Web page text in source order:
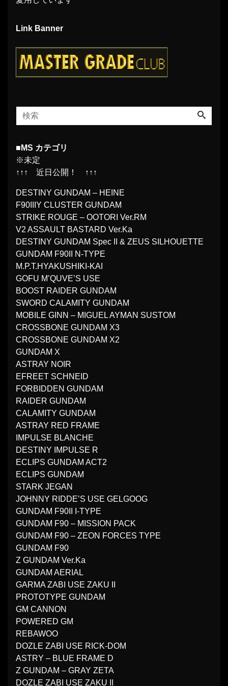
Link Banner
■MS カテゴリ
※未定
↑↑↑ 近日公開！ ↑↑↑
DESTINY GUNDAM – HEINE
F90IIIY CLUSTER GUNDAM
STRIKE ROUGE – OOTORI Ver.RM
V2 ASSAULT BASTARD Ver.Ka
DESTINY GUNDAM Spec II & ZEUS SILHOUETTE
GUNDAM F90II N-TYPE
M.P.T.HYAKUSHIKI-KAI
GOFU M’QUVE’S USE
BOOST RAIDER GUNDAM
SWORD CALAMITY GUNDAM
MOBILE GINN – MIGUEL AYMAN SUSTOM
CROSSBONE GUNDAM X3
CROSSBONE GUNDAM X2
GUNDAM X
ASTRAY NOIR
EFREET SCHNEID
FORBIDDEN GUNDAM
RAIDER GUNDAM
CALAMITY GUNDAM
ASTRAY RED FRAME
IMPULSE BLANCHE
DESTINY IMPULSE R
ECLIPS GUNDAM ACT2
ECLIPS GUNDAM
STARK JEGAN
JOHNNY RIDDE’S USE GELGOOG
GUNDAM F90II I-TYPE
GUNDAM F90 – MISSION PACK
GUNDAM F90 – ZEON FORCES TYPE
GUNDAM F90
Z GUNDAM Ver.Ka
GUNDAM AERIAL
GARMA ZABI USE ZAKU II
PROTOTYPE GUNDAM
GM CANNON
POWERED GM
REBAWOO
DOZLE ZABI USE RICK-DOM
ASTRY – BLUE FRAME D
Z GUNDAM – GRAY ZETA
DOZLE ZABI USE ZAKU II